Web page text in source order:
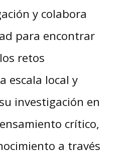
y colabora
para encontrar
retos
escala local y
investigación en
crítico,
a través